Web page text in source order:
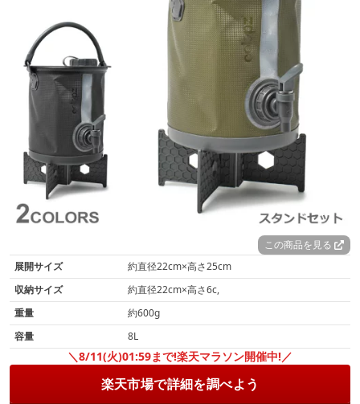
この商品を見る
展開サイズ
約直径22cm×高さ25cm
収納サイズ
約直径22cm×高さ6c,
重量
約600g
容量
8L
＼8/11(火)01:59まで!楽天マラソン開催中!／
楽天市場で詳細を調べよう